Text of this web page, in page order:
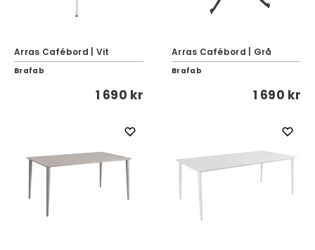
Arras Cafébord | Vit
Brafab
1 690 kr
Arras Cafébord | Grå
Brafab
1 690 kr